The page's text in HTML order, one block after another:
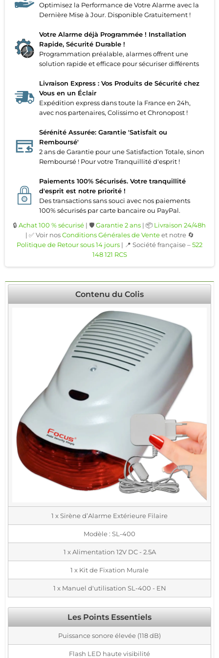
Optimisez la Performance de Votre Alarme avec la
Dernière Mise à Jour. Disponible Gratuitement !
Votre Alarme déjà Programmée ! Installation
Rapide, Sécurité Durable !
Programmation préalable, alarmes offrent une
solution rapide et efficace pour sécuriser différents
Livraison Express : Vos Produits de Sécurité chez
Vous en un Éclair
Expédition express dans toute la France en 24h,
avec nos partenaires, Colissimo et Chronopost !
Sérénité Assurée: Garantie 'Satisfait ou
Remboursé'
2 ans de Garantie pour une Satisfaction Totale, sinon
Remboursé ! Pour votre Tranquillité d'esprit !
Paiements 100% Sécurisés. Votre tranquillité
d'esprit est notre priorité !
Des transactions sans souci avec nos paiements
100% sécurisés par carte bancaire ou PayPal.
🔒 Achat 100 % sécurisé | 🛡️Garantie 2 ans | 📦 Livraison 24/48h
| ✅ Voir nosConditions Générales de Venteet notre 🔄
Politique de Retour sous 14 jours | 📍 Société française –522
148 121 RCS
Contenu du Colis
1 x Sirène d’Alarme Extérieure Filaire
Modèle : SL-400
1 x Alimentation 12V DC - 2.5A
1 x Kit de Fixation Murale
1 x Manuel d'utilisation SL-400 - EN
Les Points Essentiels
Puissance sonore élevée (118 dB)
Flash LED haute visibilité